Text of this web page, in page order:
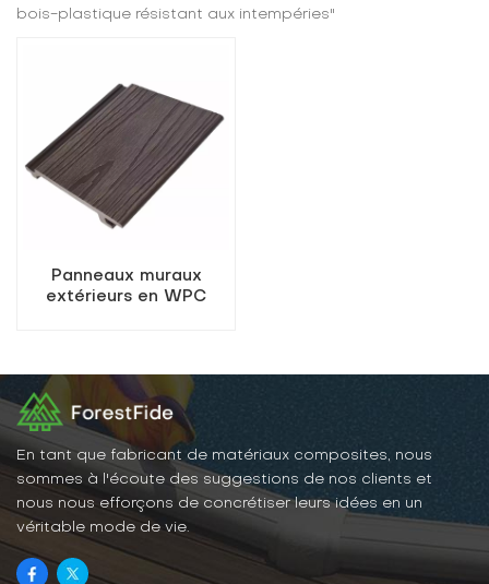
bois-plastique résistant aux intempéries"
Panneaux muraux
extérieurs en WPC
En tant que fabricant de matériaux composites, nous
sommes à l'écoute des suggestions de nos clients et
nous nous efforçons de concrétiser leurs idées en un
véritable mode de vie.